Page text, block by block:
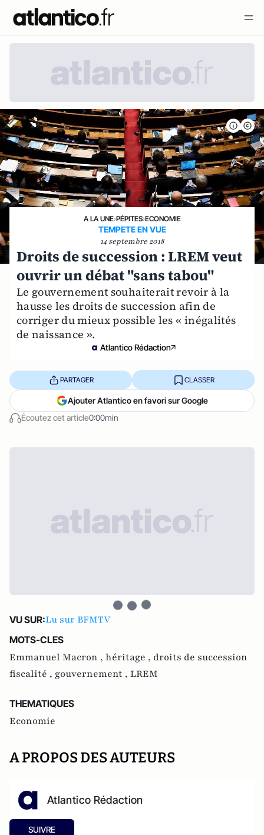
A LA UNE›PÉPITES›ECONOMIE
TEMPETE EN VUE
14 septembre 2018
Droits de succession : LREM veut
ouvrir un débat "sans tabou"
Le gouvernement souhaiterait revoir à la
hausse les droits de succession afin de
corriger du mieux possible les « inégalités
de naissance ».
Atlantico Rédaction
Écoutez cet article0:00min
PARTAGER CLASSER
Ajouter Atlantico en favori sur Google
VU SUR:Lu sur BFMTV
MOTS-CLES
Emmanuel Macron , héritage , droits de succession
fiscalité , gouvernement , LREM
THEMATIQUES
Economie
A PROPOS DES AUTEURS
Atlantico Rédaction
SUIVRE